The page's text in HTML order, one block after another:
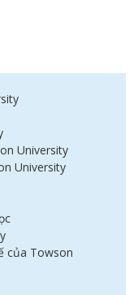
University
University
của Towson